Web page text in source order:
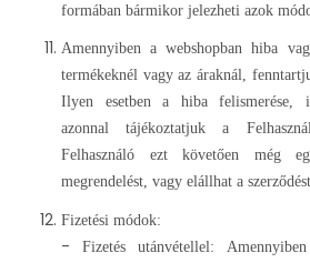
formában bármikor jelezheti azok
Amennyiben a webshopban hiba
termékeknél vagy az áraknál,
Ilyen esetben a hiba felismerése,
azonnal tájékoztatjuk a
Felhasználó ezt követően még
megrendelést, vagy elállhat a
Fizetési módok:
-Fizetés utánvétellel: